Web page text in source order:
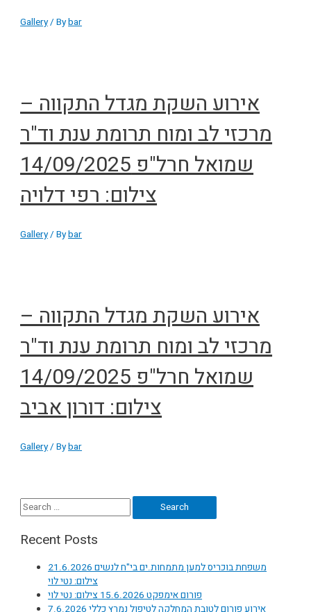
Gallery/ Bybar
אירוע השקת מגדל התקווה –
מרכזי לב ומוח תרומת ענת וד"ר
שמואל חרל"פ 14/09/2025
צילום: רפי דלויה
Gallery/ Bybar
אירוע השקת מגדל התקווה –
מרכזי לב ומוח תרומת ענת וד"ר
שמואל חרל"פ 14/09/2025
צילום: דורון אביב
Gallery/ Bybar
Search
for:
Recent Posts
משפחת בוכריס למען מתמחות.ים בי"ח לנשים 21.6.2026
צילום: נטי לוי
פורום אימפקט 15.6.2026 צילום: נטי לוי
אירוע פורום לטובת המחלקה לטיפול נמרץ כללי 7.6.2026